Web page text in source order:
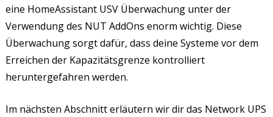
eine HomeAssistant USV Überwachung unter der
Verwendung des NUT AddOns enorm wichtig. Diese
Überwachung sorgt dafür, dass deine Systeme vor dem
Erreichen der Kapazitätsgrenze kontrolliert
heruntergefahren werden.
Im nächsten Abschnitt erläutern wir dir das Network UPS